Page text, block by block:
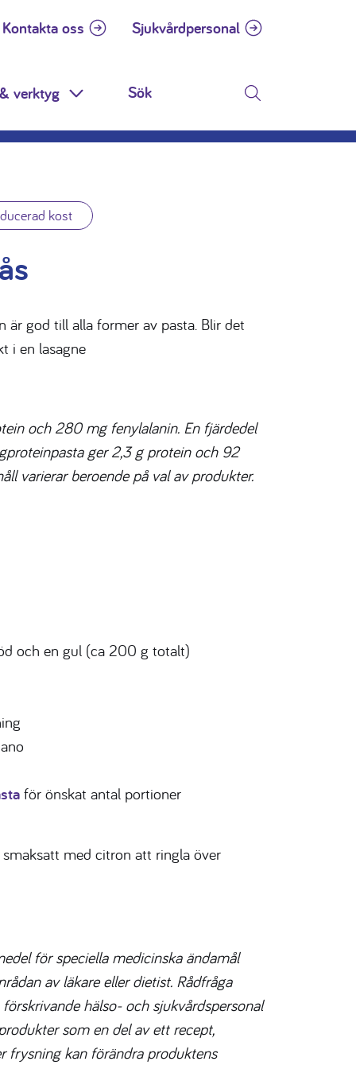
Kontakta oss Sjukvårdpersonal
verktyg Toggle Dropdown Sök
kost
är god till alla former av pasta. Blir det
i en lasagne
och 280 mg fenylalanin. En fjärdedel
ger 2,3 g protein och 92
varierar beroende på val av produkter.
och en gul (ca 200 g totalt)
för önskat antal portioner
med citron att ringla över
för speciella medicinska ändamål
av läkare eller dietist. Rådfråga
hälso- och sjukvårdspersonal
som en del av ett recept,
frysning kan förändra produktens